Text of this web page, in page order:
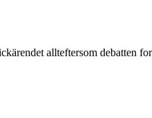
allteftersom debatten